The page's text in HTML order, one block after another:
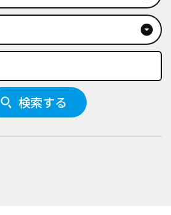
arrow_drop_down_circle
検索する